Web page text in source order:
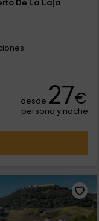
De La Laja
desde 27€
persona y noche